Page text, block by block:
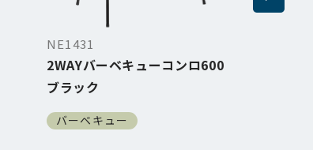
NE1431
2WAYバーベキューコンロ600
ブラック
バーベキュー